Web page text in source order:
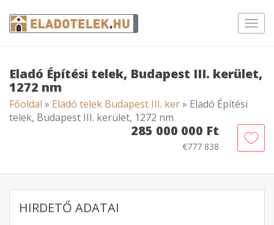
Eladó Építési telek, Budapest III. kerület,
1272 nm
Főoldal » Eladó telek Budapest III. ker» Eladó Építési
telek, Budapest III. kerület, 1272 nm
285 000 000 Ft
€777 838
HIRDETŐ ADATAI